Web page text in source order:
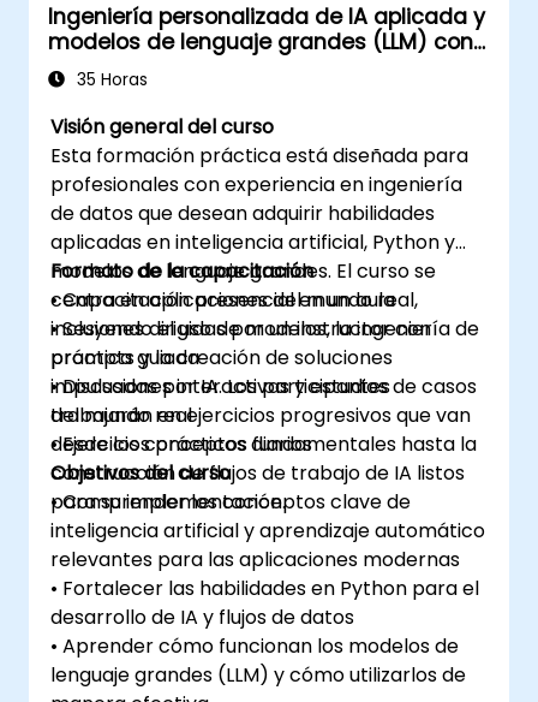
Ingeniería personalizada de IA aplicada y
modelos de lenguaje grandes (LLM) con
Python
35 Horas
Visión general del curso
Esta formación práctica está diseñada para
profesionales con experiencia en ingeniería
de datos que desean adquirir habilidades
aplicadas en inteligencia artificial, Python y
modelos de lenguaje grandes. El curso se
centra en aplicaciones del mundo real,
incluyendo el uso de modelos, la ingeniería de
prompts y la creación de soluciones
impulsadas por IA. Los participantes
trabajarán en ejercicios progresivos que van
desde los conceptos fundamentales hasta la
construcción de flujos de trabajo de IA listos
para su implementación.
Formato de la capacitación
• Capacitación presencial en un aula
• Sesiones dirigidas por un instructor con
práctica guiada
• Discusiones interactivas y estudios de casos
del mundo real
• Ejercicios prácticos diarios
Objetivos del curso
• Comprender los conceptos clave de
inteligencia artificial y aprendizaje automático
relevantes para las aplicaciones modernas
• Fortalecer las habilidades en Python para el
desarrollo de IA y flujos de datos
• Aprender cómo funcionan los modelos de
lenguaje grandes (LLM) y cómo utilizarlos de